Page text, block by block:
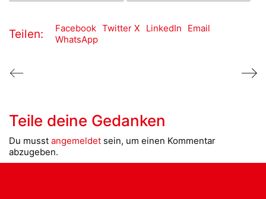
Teilen: Facebook Twitter X LinkedIn
Email
WhatsApp
Teile deine Gedanken
Du musst angemeldet sein, um einen Kommentar
abzugeben.